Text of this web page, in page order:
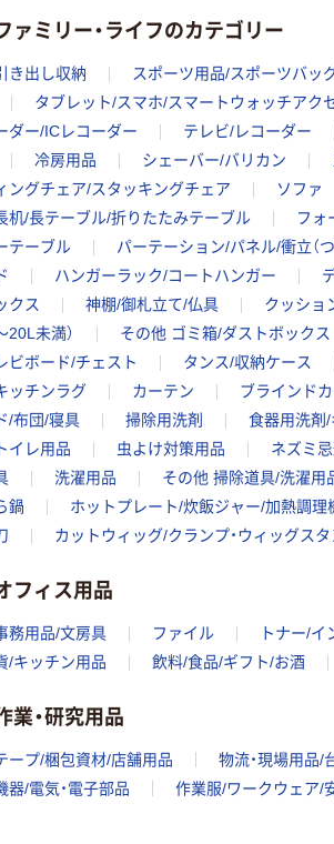
ァミリー・ライフのカテゴリー
き出し収納 スポーツ用品/スポーツバッ
タブレット/スマホ/スマートウォッチアク
ダー/ICレコーダー
テレビ/レコーダー
冷房用品
シェーバー/バリカン
ングチェア/スタッキングチェア
ソファ
机/長テーブル/折りたたみテーブル
フォ
テーブル
パーテーション/パネル/衝立（つ
ハンガーラック/コートハンガー
クス
神棚/御札立て/仏具 クッショ
20L未満）
その他 ゴミ箱/ダストボックス
ビボード/チェスト
タンス/収納ケース
ッチンラグ
カーテン ブラインド
/布団/寝具
掃除用洗剤 食器用洗剤/
トイレ用品
虫よけ対策用品 ネズミ忌
洗濯用品 その他 掃除道具/洗濯用
鍋
ホットプレート/炊飯ジャー/加熱調理
カットウィッグ/クランプ・ウィッグスタ
フィス用品
務用品/文房具 ファイル トナー/イ
/キッチン用品
飲料/食品/ギフト/お酒
業・研究用品
ープ/梱包資材/店舗用品 物流・現場用品/
器/電気・電子部品
作業服/ワークウェア/